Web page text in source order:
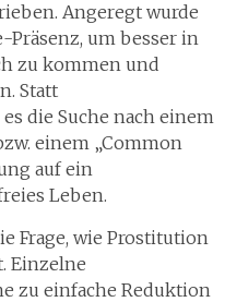
Angeregt wurde
um besser in
zu kommen und
Statt
die Suche nach einem
einem „Common
auf ein
Leben.
Frage, wie Prostitution
Einzelne
zu einfache Reduktion